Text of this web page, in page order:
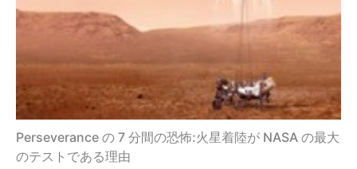
Perseverance の 7 分間の恐怖:火星着陸が NASA の最大
のテストである理由